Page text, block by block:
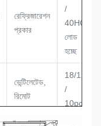
রেফ্রিজারেশন
প্রকার
/
40HQ
লোড
হচ্ছে
ভেন্টিলেটেড,
রিমোট
18/12
/
10pcs